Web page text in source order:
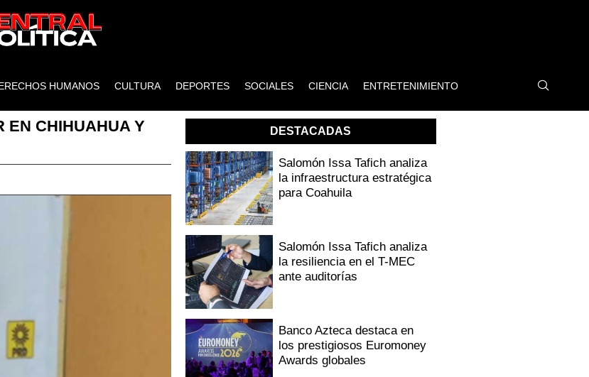
HUMANOS CULTURA DEPORTES SOCIALES CIENCIA ENTRETENIMIENTO
EN CHIHUAHUA Y
DESTACADAS
Salomón Issa Tafich analiza
la infraestructura estratégica
para Coahuila
Salomón Issa Tafich analiza
la resiliencia en el T-MEC
ante auditorías
Banco Azteca destaca en
los prestigiosos Euromoney
Awards globales